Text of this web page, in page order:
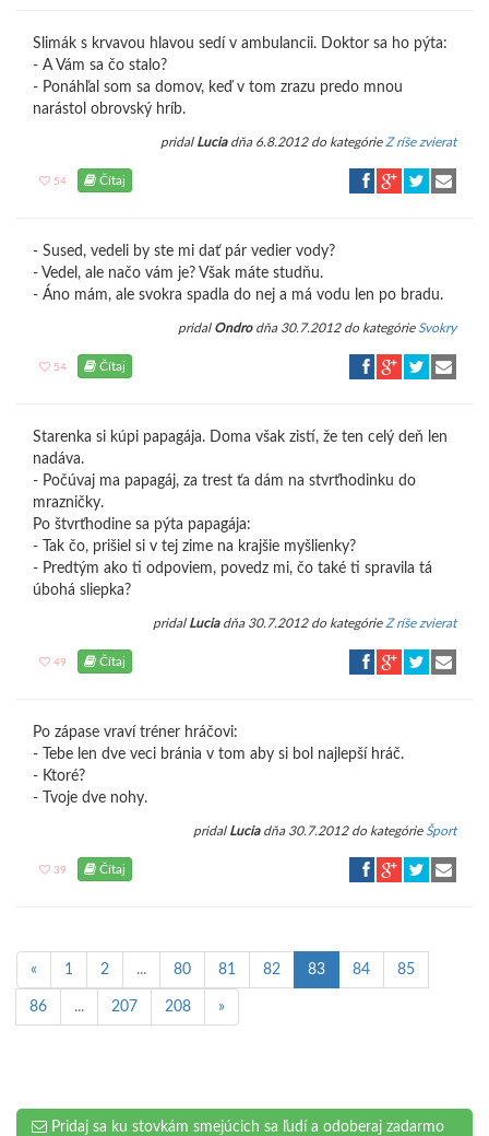
Slimák s krvavou hlavou sedí v ambulancii. Doktor sa ho pýta:
- A Vám sa čo stalo?
- Ponáhľal som sa domov, keď v tom zrazu predo mnou
narástol obrovský hríb.
pridal Luciadňa 6.8.2012 do kategórie Z ríše zvierat
54 Čítaj
- Sused, vedeli by ste mi dať pár vedier vody?
- Vedel, ale načo vám je? Však máte studňu.
- Áno mám, ale svokra spadla do nej a má vodu len po bradu.
pridal Ondrodňa 30.7.2012 do kategórie Svokry
54 Čítaj
Starenka si kúpi papagája. Doma však zistí, že ten celý deň len
nadáva.
- Počúvaj ma papagáj, za trest ťa dám na stvrťhodinku do
mrazničky.
Po štvrťhodine sa pýta papagája:
- Tak čo, prišiel si v tej zime na krajšie myšlienky?
- Predtým ako ti odpoviem, povedz mi, čo také ti spravila tá
úbohá sliepka?
pridal Luciadňa 30.7.2012 do kategórie Z ríše zvierat
49 Čítaj
Po zápase vraví tréner hráčovi:
- Tebe len dve veci bránia v tom aby si bol najlepší hráč.
- Ktoré?
- Tvoje dve nohy.
pridal Luciadňa 30.7.2012 do kategórie Šport
39 Čítaj
« 1 2 ... 80 81 82 83 84 85
86 ... 207 208 »
Pridaj sa ku stovkám smejúcich sa ľudí a odoberaj zadarmo